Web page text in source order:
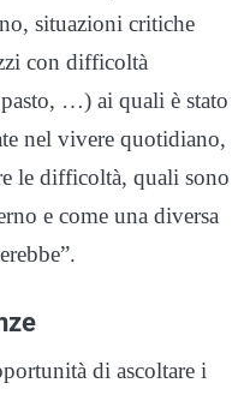
situazioni critiche
con difficoltà
…) ai quali è stato
nel vivere quotidiano,
le difficoltà, quali sono
e come una diversa
di ascoltare i